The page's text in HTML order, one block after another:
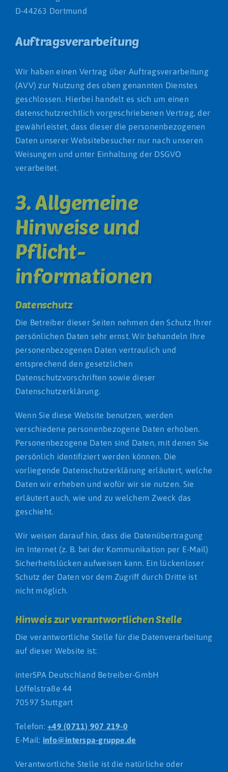
D-44263 Dortmund
Auftragsverarbeitung
Wir haben einen Vertrag über Auftragsverarbeitung
(AVV) zur Nutzung des oben genannten Dienstes
geschlossen. Hierbei handelt es sich um einen
datenschutzrechtlich vorgeschriebenen Vertrag, der
gewährleistet, dass dieser die personenbezogenen
Daten unserer Websitebesucher nur nach unseren
Weisungen und unter Einhaltung der DSGVO
verarbeitet.
3. Allgemeine
Hinweise und
Pflicht­
informationen
Datenschutz
Die Betreiber dieser Seiten nehmen den Schutz Ihrer
persönlichen Daten sehr ernst. Wir behandeln Ihre
personenbezogenen Daten vertraulich und
entsprechend den gesetzlichen
Datenschutzvorschriften sowie dieser
Datenschutzerklärung.
Wenn Sie diese Website benutzen, werden
verschiedene personenbezogene Daten erhoben.
Personenbezogene Daten sind Daten, mit denen Sie
persönlich identifiziert werden können. Die
vorliegende Datenschutzerklärung erläutert, welche
Daten wir erheben und wofür wir sie nutzen. Sie
erläutert auch, wie und zu welchem Zweck das
geschieht.
Wir weisen darauf hin, dass die Datenübertragung
im Internet (z. B. bei der Kommunikation per E-Mail)
Sicherheitslücken aufweisen kann. Ein lückenloser
Schutz der Daten vor dem Zugriff durch Dritte ist
nicht möglich.
Hinweis zur verantwortlichen Stelle
Die verantwortliche Stelle für die Datenverarbeitung
auf dieser Website ist:
interSPA Deutschland Betreiber-GmbH
Löffelstraße 44
70597 Stuttgart
Telefon:+49 (0711) 907 219-0
E-Mail: info@interspa-gruppe.de
Verantwortliche Stelle ist die natürliche oder